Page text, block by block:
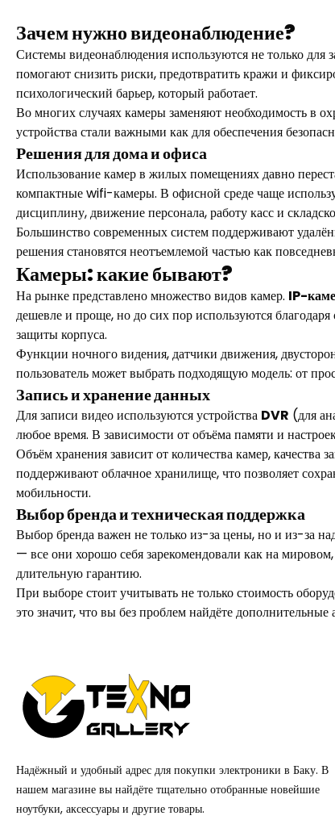
Зачем нужно видеонаблюдение?
Системы видеонаблюдения используются не только
помогают снизить риски, предотвратить кражи и
психологический барьер, который работает.
Во многих случаях камеры заменяют необходимость в
устройства стали важными как для обеспечения
Решения для дома и офиса
Использование камер в жилых помещениях давно
компактные wifi-камеры. В офисной среде чаще
дисциплину, движение персонала, работу касс и
Большинство современных систем поддерживают
решения становятся неотъемлемой частью как
Камеры: какие бывают?
На рынке представлено множество видов камер. IP-
дешевле и проще, но до сих пор используются
защиты корпуса.
Функции ночного видения, датчики движения,
пользователь может выбрать подходящую модель: от
Запись и хранение данных
Для записи видео используются устройства DVR (для
любое время. В зависимости от объёма памяти и
Объём хранения зависит от количества камер,
поддерживают облачное хранилище, что позволяет
мобильности.
Выбор бренда и техническая поддержка
Выбор бренда важен не только из-за цены, но и из-за
— все они хорошо себя зарекомендовали как на
длительную гарантию.
При выборе стоит учитывать не только стоимость
это значит, что вы без проблем найдёте
Надёжный и удобный адрес для покупки электроники в Баку. В
нашем магазине вы найдёте тщательно отобранные новейшие
ноутбуки, аксессуары и другие товары.